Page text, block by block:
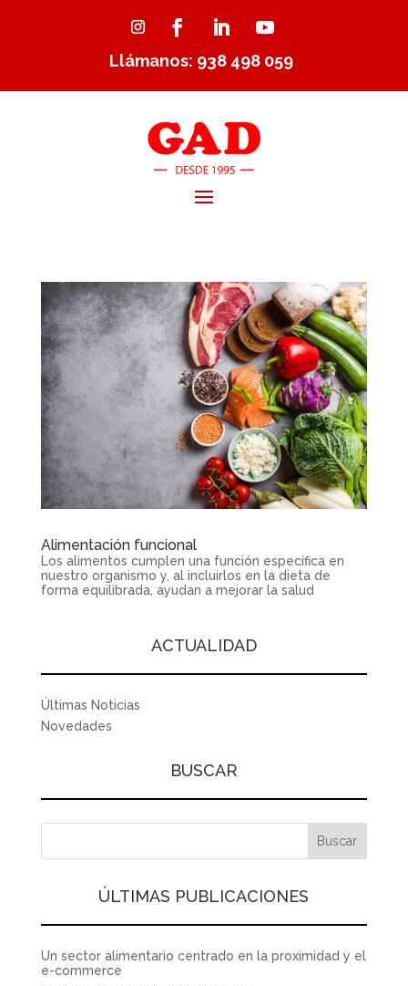
Llámanos: 938 498 059
Alimentación funcional
Los alimentos cumplen una función específica en
nuestro organismo y, al incluirlos en la dieta de
forma equilibrada, ayudan a mejorar la salud
ACTUALIDAD
Últimas Noticias
Novedades
BUSCAR
ÚLTIMAS PUBLICACIONES
Un sector alimentario centrado en la proximidad y el
e-commerce